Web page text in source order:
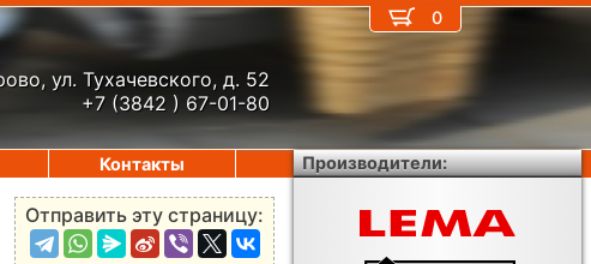
ул. Тухачевского, д. 52
+7 (3842 ) 67-01-80
Отправить эту страницу:
0
Контакты Производители: